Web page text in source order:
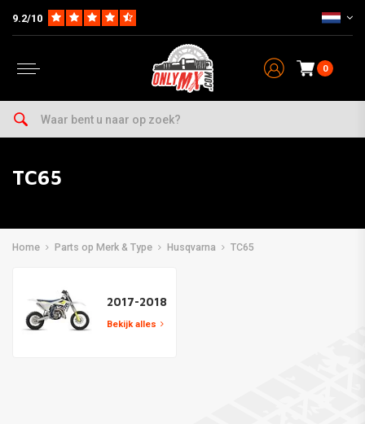
9.2/10
0
TC65
Home Parts op Merk & Type Husqvarna TC65
2017-2018
Bekijk alles